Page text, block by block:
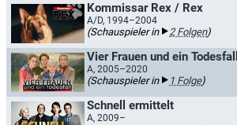
Kommissar Rex / Rex
A/D, 1994–2004
(Schauspieler in 2 Folgen)
Vier Frauen und ein Todesfall
A, 2005–2020
(Schauspieler in 1 Folge)
Schnell ermittelt
A, 2009–